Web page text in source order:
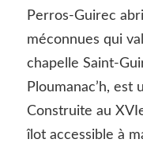
Perros-Guirec
méconnues qui
chapelle Saint-
Ploumanac’h,
Construite au
îlot accessible à